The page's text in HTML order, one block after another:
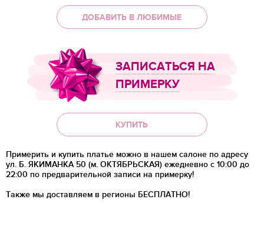
ДОБАВИТЬ В ЛЮБИМЫЕ
ЗАПИСАТЬСЯ НА
ПРИМЕРКУ
КУПИТЬ
Примерить и купить платье можно в нашем салоне по адресу
ул. Б. ЯКИМАНКА 50 (м. ОКТЯБРЬСКАЯ) ежедневно с 10:00 до
22:00 по предварительной записи на примерку!
Также мы доставляем в регионы БЕСПЛАТНО!